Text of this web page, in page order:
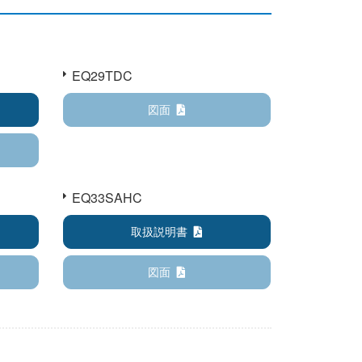
EQ29TDC
図面
EQ33SAHC
取扱説明書
図面